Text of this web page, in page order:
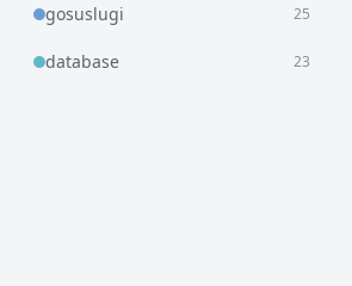
gosuslugi 25
database 23